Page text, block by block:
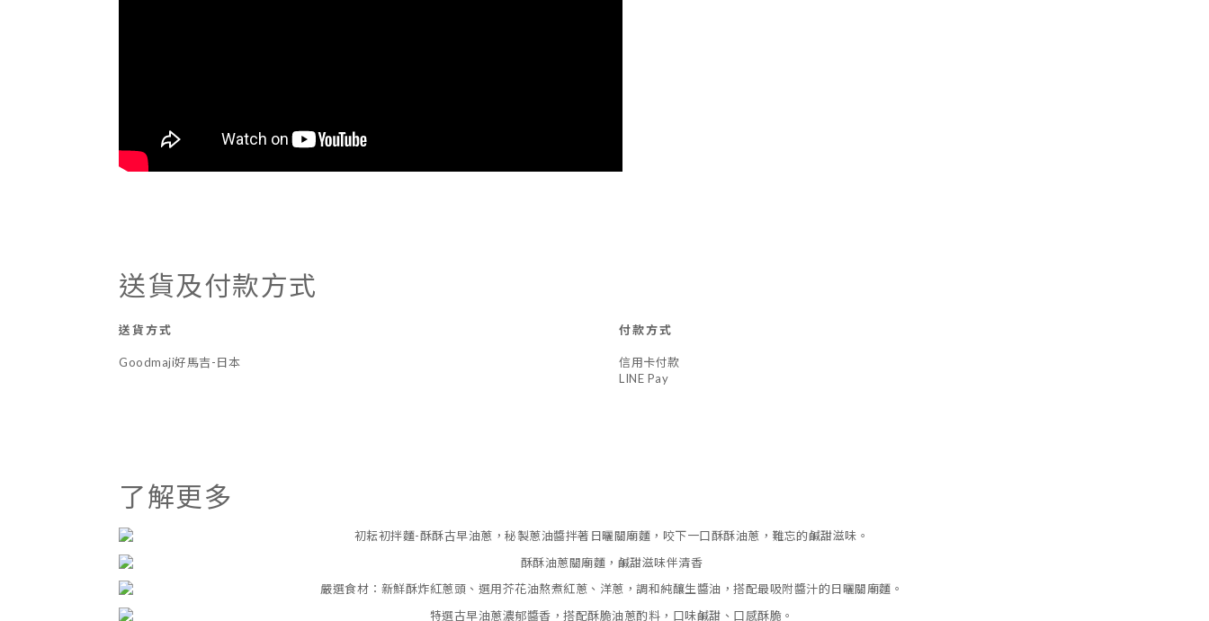
送貨及付款方式
送貨方式
Goodmaji好馬吉-日本
付款方式
信用卡付款
LINE Pay
了解更多